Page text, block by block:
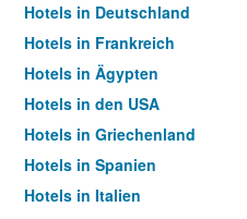
Hotels in Deutschland
Hotels in Frankreich
Hotels in Ägypten
Hotels in den USA
Hotels in Griechenland
Hotels in Spanien
Hotels in Italien